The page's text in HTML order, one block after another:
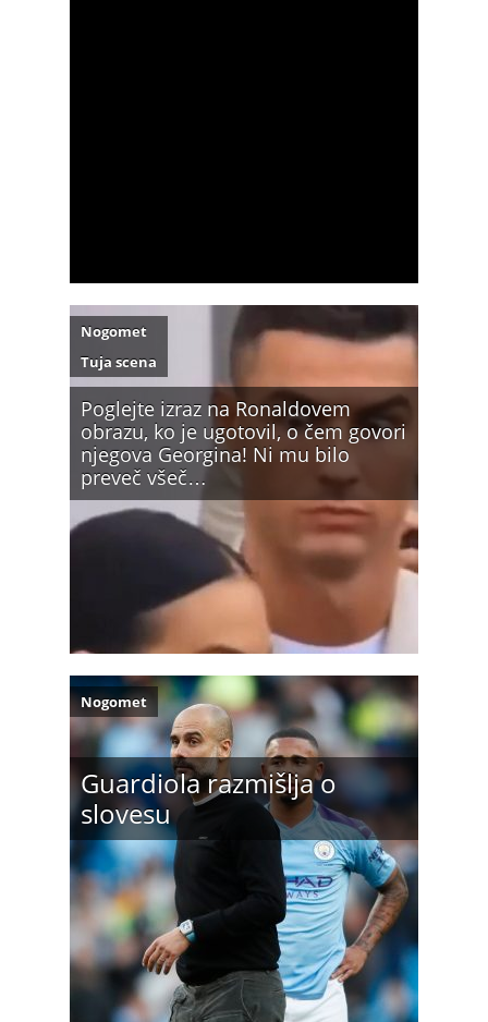
Poglejte izraz na Ronaldovem
obrazu, ko je ugotovil, o čem govori
njegova Georgina! Ni mu bilo
preveč všeč…
Nogomet
Tuja scena
Guardiola razmišlja o
slovesu
Nogomet